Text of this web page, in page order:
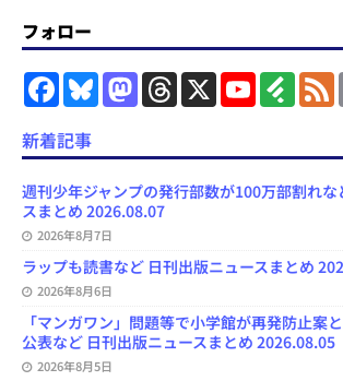
フォロー
F
a
e
b
o
k
B
s
y
M
a
o
o
n
T
h
a
s
X
Y
o
u
e
C
n
F
e
l
F
e
新着記事
週刊少年ジャンプの発行部数が100万部割れな
スまとめ 2026.08.07
2026年8月7日
ラップも読書など 日刊出版ニュースまとめ
2026年8月6日
「マンガワン」問題等で小学館が再発防止案
公表など 日刊出版ニュースまとめ 2026.08.05
2026年8月5日